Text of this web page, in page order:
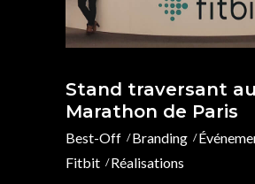
Stand traversant
Marathon de Paris
Best-Off Branding
Fitbit
Réalisations